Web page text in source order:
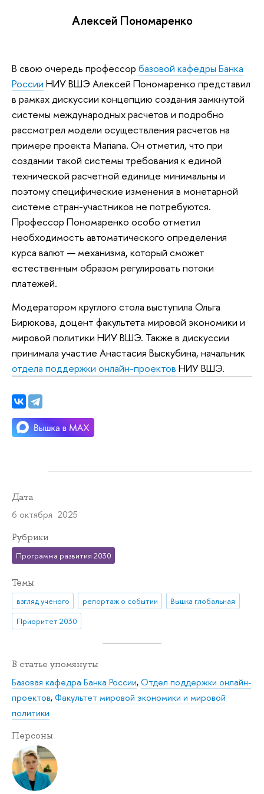
Алексей Пономаренко
В свою очередь профессор базовой кафедры Банка
России НИУ ВШЭ Алексей Пономаренко представил
в рамках дискуссии концепцию создания замкнутой
системы международных расчетов и подробно
рассмотрел модели осуществления расчетов на
примере проекта Mariana. Он отметил, что при
создании такой системы требования к единой
технической расчетной единице минимальны и
поэтому специфические изменения в монетарной
системе стран-участников не потребуются.
Профессор Пономаренко особо отметил
необходимость автоматического определения
курса валют — механизма, который сможет
естественным образом регулировать потоки
платежей.
Модератором круглого стола выступила Ольга
Бирюкова, доцент факультета мировой экономики и
мировой политики НИУ ВШЭ. Также в дискуссии
принимала участие Анастасия Выскубина, начальник
отдела поддержки онлайн-проектов НИУ ВШЭ.
Дата
6 октября 2025
Рубрики
Программа развития 2030
Темы
взгляд ученого репортаж о событии
Вышка глобальная
Приоритет 2030
В статье упомянуты
Базовая кафедра Банка России,Отдел поддержки онлайн-
проектов,Факультет мировой экономики и мировой
политики
Персоны